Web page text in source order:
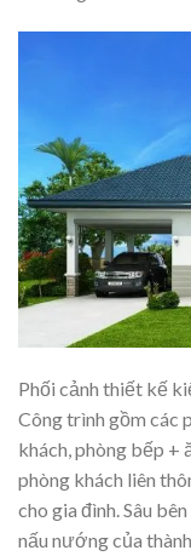
Phối cảnh thiết kế
Công trình gồm các
khách, phòng bếp +
phòng khách liên
cho gia đình. Sâu
nấu nướng của